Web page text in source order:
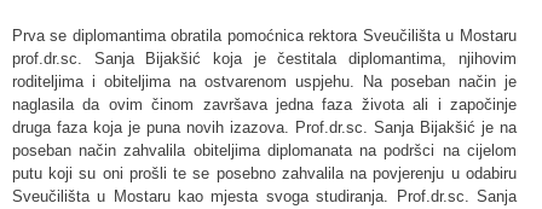
Prva se diplomantima obratila pomoćnica rektora Sveučilišta u Mostaru
prof.dr.sc. Sanja Bijakšić koja je čestitala diplomantima, njihovim
roditeljima i obiteljima na ostvarenom uspjehu. Na poseban način je
naglasila da ovim činom završava jedna faza života ali i započinje
druga faza koja je puna novih izazova. Prof.dr.sc. Sanja Bijakšić je na
poseban način zahvalila obiteljima diplomanata na podršci na cijelom
putu koji su oni prošli te se posebno zahvalila na povjerenju u odabiru
Sveučilišta u Mostaru kao mjesta svoga studiranja. Prof.dr.sc. Sanja